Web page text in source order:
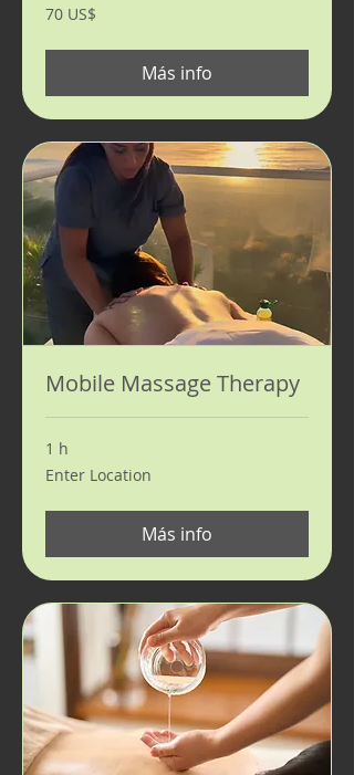
70
dólares
70 US$
Más info
Mobile Massage Therapy
1 h
Enter
Location
Enter Location
Más info